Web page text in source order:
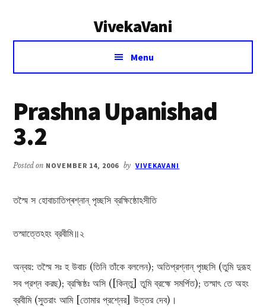
VivekaVani
Voice
Vivekananda
Menu
Prashna Upanishad
3.2
Posted on NOVEMBER 14, 2006 by VIVEKAVANI
তস্মৈ স হোবাচাতিপ্ৰশ্নান্‌ পৃচ্ছসি ব্রক্ষিষ্ঠোঽসীতি
তস্মাত্তেঽহং ব্রবীমি॥২
অন্বয়: তস্মৈ সঃ হ উবাচ (তিনি তাঁকে বললেন); অতিপ্রশ্নান্ পৃচ্ছসি (তুমি দুরূহ
সব প্রশ্ন করছ); ব্রহ্মিষ্ঠঃ অসি ([কিন্তু] তুমি ব্রহ্মে সমর্পিত); তস্মাৎ তে অহং
ব্রবীমি (সুতরাং আমি [তোমার প্রশ্নের] উত্তর দেব)।